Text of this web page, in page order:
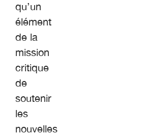
qu’un
élément
de la
mission
critique
de
soutenir
les
nouvelles